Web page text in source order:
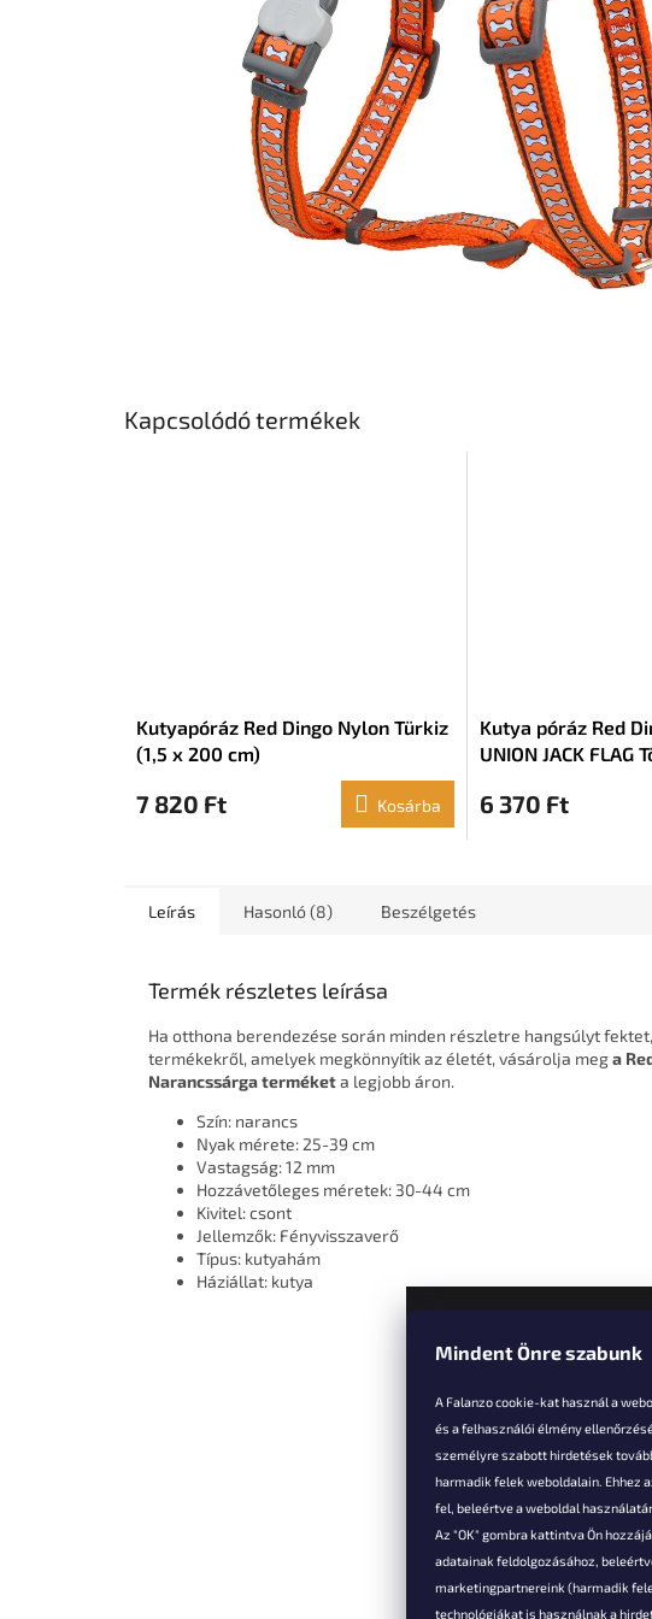
Mindent Önre szabunk
A Falanzo cookie-kat használ a
és a felhasználói élmény
személyre szabott hirdetések
harmadik felek weboldalain. Ehhez
fel, beleértve a weboldal
Az "OK" gombra kattintva Ön
adatainak feldolgozásához,
marketingpartnereink (harmadik
technológiákat is használnak a
Kapcsolódó termékek
Kutyapóráz Red Dingo Nylon Türkiz
(1,5 x 200 cm)
7 820 Ft Kosárba
Kutya póráz Red
UNION JACK FLAG
6 370 Ft
Leírás Hasonló (8) Beszélgetés
Termék részletes leírása
Ha otthona berendezése során minden részletre hangsúlyt
termékekről, amelyek megkönnyítik az életét, vásárolja mega
Narancssárga terméketa legjobb áron.
Szín: narancs
Nyak mérete: 25-39 cm
Vastagság: 12 mm
Hozzávetőleges méretek: 30-44 cm
Kivitel: csont
Jellemzők: Fényvisszaverő
Típus: kutyahám
Háziállat: kutya
Vevőknek
Hűségkedvezmények
Szállítás és fizetés
Panaszok és áruk